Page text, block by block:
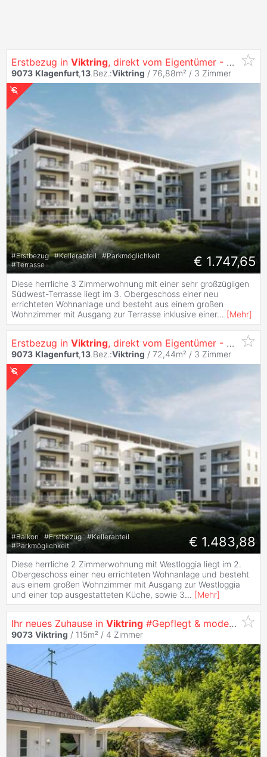
Erstbezug in Viktring, direkt vom Eigentümer - Herrliche 3 Zimmer Terrassen-Wohnung inkl. Küche
9073 Klagenfurt,13.Bez.:Viktring / 76,88m² / 3 Zimmer
#Erstbezug #Kellerabteil #Parkmöglichkeit
#Terrasse € 1.747,65
Diese herrliche 3 Zimmerwohnung mit einer sehr großzügiigen
Südwest-Terrasse liegt im 3. Obergeschoss einer neu
errichteten Wohnanlage und besteht aus einem großen
Wohnzimmer mit Ausgang zur Terrasse inklusive einer... [Mehr]
Erstbezug in Viktring, direkt vom Eigentümer - Familientraum 3 Zimmer Wohnung mit Küche
9073 Klagenfurt,13.Bez.:Viktring / 72,44m² / 3 Zimmer
#Balkon #Erstbezug #Kellerabteil
#Parkmöglichkeit € 1.483,88
Diese herrliche 2 Zimmerwohnung mit Westloggia liegt im 2.
Obergeschoss einer neu errichteten Wohnanlage und besteht
aus einem großen Wohnzimmer mit Ausgang zur Westloggia
und einer top ausgestatteten Küche, sowie 3... [Mehr]
Ihr neues Zuhause in Viktring #Gepflegt & modernisiert
9073 Viktring / 115m² / 4 Zimmer